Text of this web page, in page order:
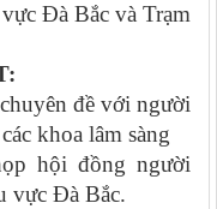
Đà Bắc và Trạm
đề với người
khoa lâm sàng
hội đồng người
vực Đà Bắc.